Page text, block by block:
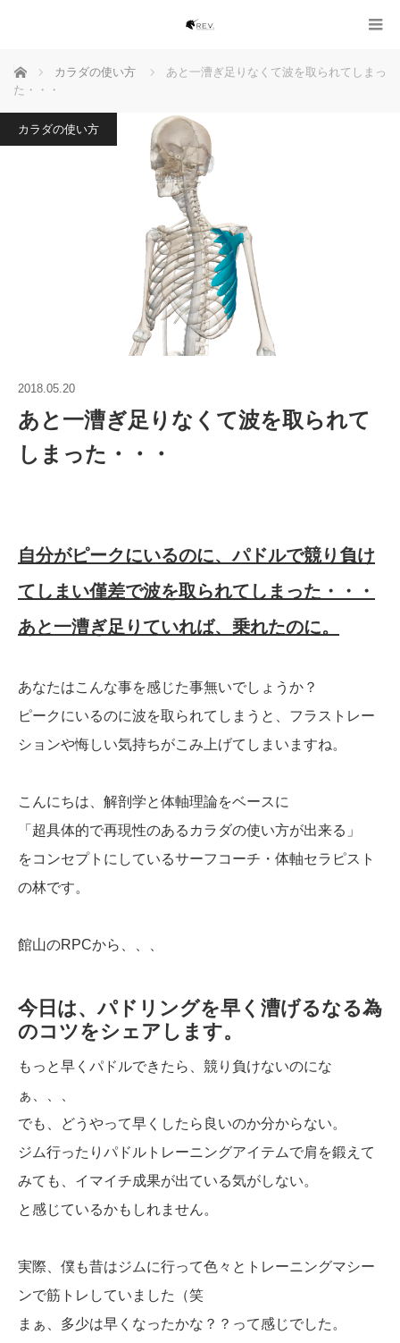
ホーム カラダの使い方
あと一漕ぎ足りなくて波を取られてしまっ
た・・・
カラダの使い方
2018.05.20
あと一漕ぎ足りなくて波を取られて
しまった・・・
自分がピークにいるのに、パドルで競り負け
てしまい僅差で波を取られてしまった・・・
あと一漕ぎ足りていれば、乗れたのに。
あなたはこんな事を感じた事無いでしょうか？
ピークにいるのに波を取られてしまうと、フラストレー
ションや悔しい気持ちがこみ上げてしまいますね。
こんにちは、解剖学と体軸理論をベースに
「超具体的で再現性のあるカラダの使い方が出来る」
をコンセプトにしているサーフコーチ・体軸セラピスト
の林です。
館山のRPCから、、、
今日は、パドリングを早く漕げるなる為
のコツをシェアします。
もっと早くパドルできたら、競り負けないのにな
ぁ、、、
でも、どうやって早くしたら良いのか分からない。
ジム行ったりパドルトレーニングアイテムで肩を鍛えて
みても、イマイチ成果が出ている気がしない。
と感じているかもしれません。
実際、僕も昔はジムに行って色々とトレーニングマシー
ンで筋トレしていました（笑
まぁ、多少は早くなったかな？？って感じでした。